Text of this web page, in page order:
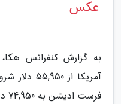
عکس
به گزارش کنفرانس
آمریکا از
فرست ادیشن به 74,950 دلار می رسد.